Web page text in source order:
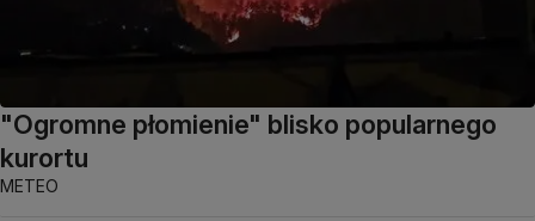
"Ogromne płomienie" blisko popularnego
kurortu
METEO